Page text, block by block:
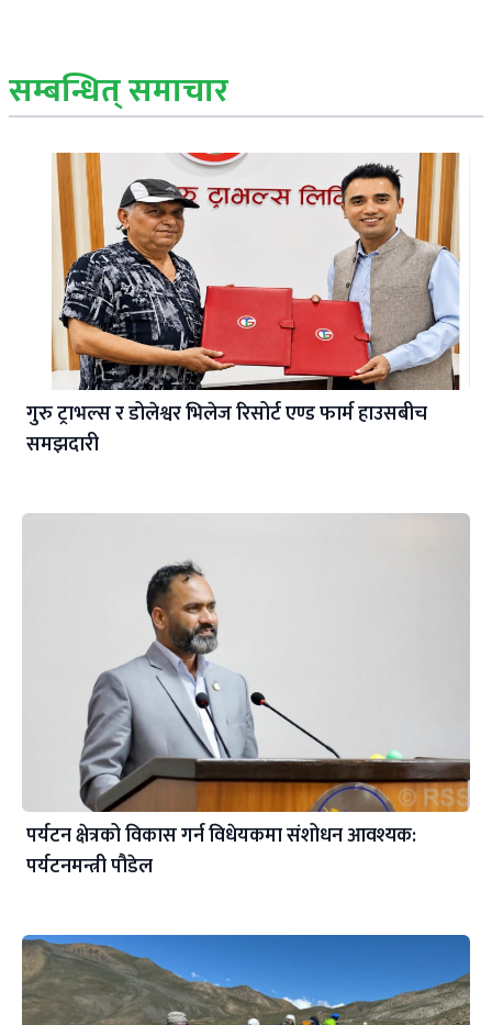
सम्बन्धित् समाचार
गुरु ट्राभल्स र डोलेश्वर भिलेज रिसोर्ट एण्ड फार्म हाउसबीच
समझदारी
पर्यटन क्षेत्रको विकास गर्न विधेयकमा संशोधन आवश्यक:
पर्यटनमन्त्री पौडेल